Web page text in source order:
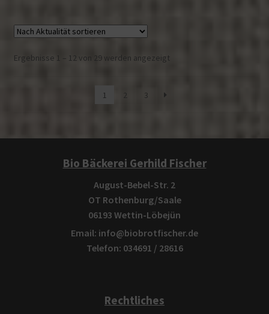
Ergebnisse 1 – 12 von 29 werden angezeigtNach
1
2 3
Bio Bäckerei Gerhild Fischer
August-Bebel-Str. 2
OT Rothenburg/Saale
06193 Wettin-Löbejün
Email: info@biobrotfischer.de
Telefon: 034691 / 28616
Rechtliches